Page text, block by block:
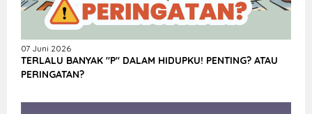
07 Juni 2026
TERLALU BANYAK "P" DALAM HIDUPKU! PENTING? ATAU
PERINGATAN?